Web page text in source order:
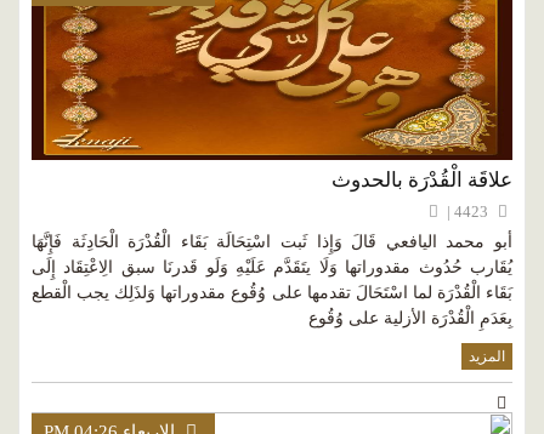
علاقَة الْقُدْرَة بالحدوث
أبو محمد اليافعي قَالَ وَإِذا ثَبت اسْتِحَالَة بَقَاء الْقُدْرَة الْحَادِثَة فَإِنَّهَا
يُقَارب حُدُوث مقدوراتها وَلَا يتَقَدَّم عَلَيْهِ وَلَو قَدرنَا سبق الِاعْتِقَاد إِلَى
بَقَاء الْقُدْرَة لما اسْتَحَالَ تقدمها على وُقُوع مقدوراتها وَلذَلِك يجب الْقطع
بِعَدَمِ الْقُدْرَة الأزلية على وُقُوع
المزيد